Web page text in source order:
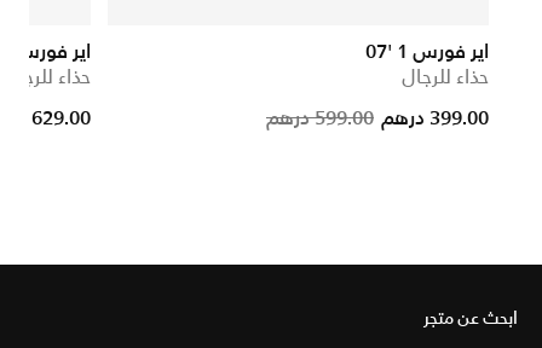
اير فورس 1 '07
حذاء للرجال
Price reduced from599.00 درهم to 399.00 درهم
اير فورس 1 '07
حذاء للرجال
629.00 درهم
ابحث عن متجر